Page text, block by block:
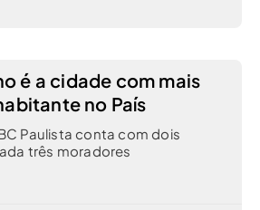
é a cidade com mais
no País
Paulista conta com dois
três moradores